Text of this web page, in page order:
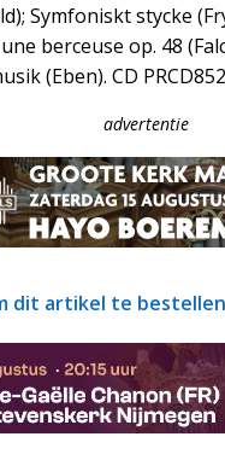
Symfoniskt stycke
berceuse op. 48
(Eben). CD
advertentie
dit artikel te bestellen